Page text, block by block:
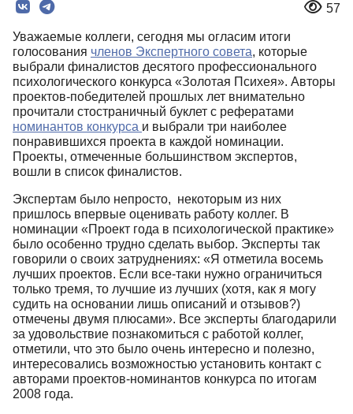
57
Уважаемые коллеги, сегодня мы огласим итоги
голосования членов Экспертного совета, которые
выбрали финалистов десятого профессионального
психологического конкурса «Золотая Психея». Авторы
проектов-победителей прошлых лет внимательно
прочитали стостраничный буклет с рефератами
номинантов конкурса и выбрали три наиболее
понравившихся проекта в каждой номинации.
Проекты, отмеченные большинством экспертов,
вошли в список финалистов.
Экспертам было непросто, некоторым из них
пришлось впервые оценивать работу коллег. В
номинации «Проект года в психологической практике»
было особенно трудно сделать выбор. Эксперты так
говорили о своих затруднениях: «Я отметила восемь
лучших проектов. Если все-таки нужно ограничиться
только тремя, то лучшие из лучших (хотя, как я могу
судить на основании лишь описаний и отзывов?)
отмечены двумя плюсами». Все эксперты благодарили
за удовольствие познакомиться с работой коллег,
отметили, что это было очень интересно и полезно,
интересовались возможностью установить контакт с
авторами проектов-номинантов конкурса по итогам
2008 года.